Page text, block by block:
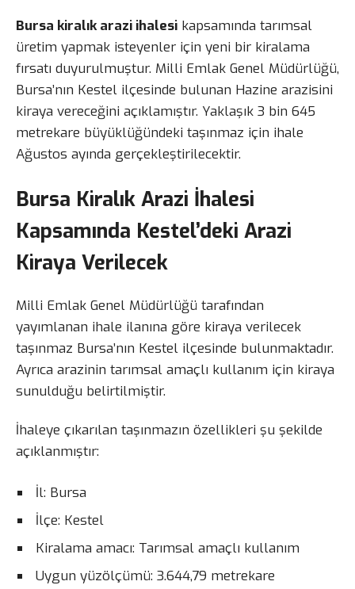
Bursa kiralık arazi ihalesi kapsamında tarımsal
üretim yapmak isteyenler için yeni bir kiralama
fırsatı duyurulmuştur. Milli Emlak Genel Müdürlüğü,
Bursa’nın Kestel ilçesinde bulunan Hazine arazisini
kiraya vereceğini açıklamıştır. Yaklaşık 3 bin 645
metrekare büyüklüğündeki taşınmaz için ihale
Ağustos ayında gerçekleştirilecektir.
Bursa Kiralık Arazi İhalesi
Kapsamında Kestel’deki Arazi
Kiraya Verilecek
Milli Emlak Genel Müdürlüğü tarafından
yayımlanan ihale ilanına göre kiraya verilecek
taşınmaz Bursa’nın Kestel ilçesinde bulunmaktadır.
Ayrıca arazinin tarımsal amaçlı kullanım için kiraya
sunulduğu belirtilmiştir.
İhaleye çıkarılan taşınmazın özellikleri şu şekilde
açıklanmıştır:
İl: Bursa
İlçe: Kestel
Kiralama amacı: Tarımsal amaçlı kullanım
Uygun yüzölçümü: 3.644,79 metrekare